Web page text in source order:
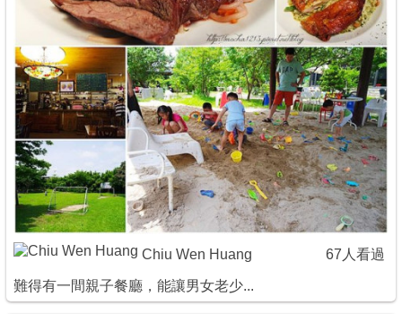
推薦景點
討論區
聯絡我們
APP下載
Chiu Wen Huang 67人看過
難得有一間親子餐廳，能讓男女老少...